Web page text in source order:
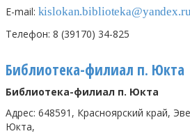
E-mail: kislokan.biblioteka@yandex.ru
Телефон: 8 (39170) 34-825
Библиотека-филиал п. Юкта
Библиотека-филиал п. Юкта
Адрес: 648591, Красноярский край,
Юкта,